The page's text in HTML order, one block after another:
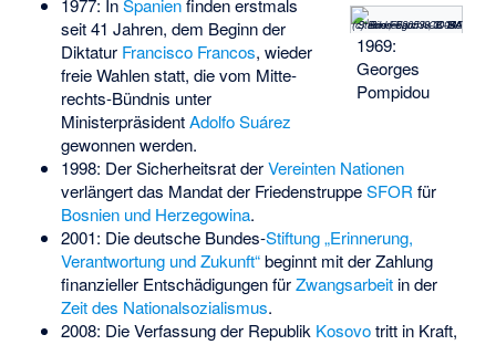
(c) Bundesarchiv, B 145 Bild-F020538-0006 / Steiner, Egon / CC-BY-SA
1969:
Georges
Pompidou
1977: InSpanienfinden erstmals
seit 41 Jahren, dem Beginn der
Diktatur Francisco Francos, wieder
freie Wahlen statt, die vom Mitte-
rechts-Bündnis unter
MinisterpräsidentAdolfo Suárez
gewonnen werden.
1998: Der Sicherheitsrat derVereinten Nationen
verlängert das Mandat der FriedenstruppeSFORfür
Bosnien und Herzegowina.
2001: Die deutsche Bundes-Stiftung „Erinnerung,
Verantwortung und Zukunft“beginnt mit der Zahlung
finanzieller Entschädigungen fürZwangsarbeitin der
Zeit des Nationalsozialismus.
2008: Die Verfassung der Republik Kosovotritt in Kraft,